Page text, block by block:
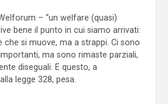
– “un welfare (quasi)
bene il punto in cui siamo arrivati:
che si muove, ma a strappi. Ci sono
ma sono rimaste parziali,
diseguali. E questo, a
legge 328, pesa.